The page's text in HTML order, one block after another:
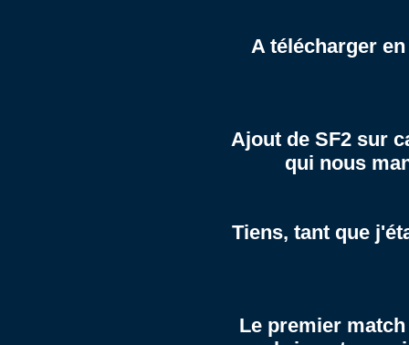
A télécharger
Ajout de SF2 sur
qui nous
Tiens, tant que
Le premier